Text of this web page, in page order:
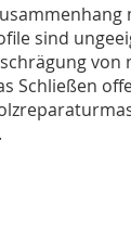
sind
von
Schließen